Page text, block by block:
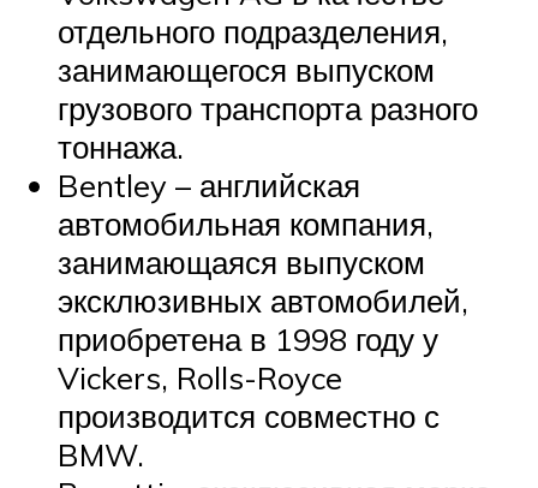
отдельного подразделения,
занимающегося выпуском
грузового транспорта разного
тоннажа.
Bentley – английская
автомобильная компания,
занимающаяся выпуском
эксклюзивных автомобилей,
приобретена в 1998 году у
Vickers, Rolls-Royce
производится совместно с
BMW.